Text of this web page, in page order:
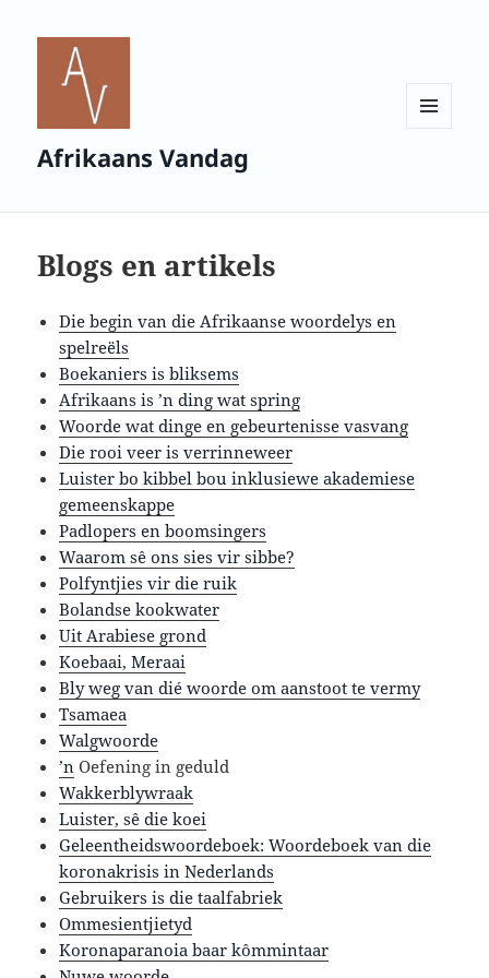
Afrikaans Vandag
Blogs en artikels
Die begin van die Afrikaanse woordelys en
spelreëls
Boekaniers is bliksems
Afrikaans is ’n ding wat spring
Woorde wat dinge en gebeurtenisse vasvang
Die rooi veer is verrinneweer
Luister bo kibbel bou inklusiewe akademiese
gemeenskappe
Padlopers en boomsingers
Waarom sê ons sies vir sibbe?
Polfyntjies vir die ruik
Bolandse kookwater
Uit Arabiese grond
Koebaai, Meraai
Bly weg van dié woorde om aanstoot te vermy
Tsamaea
Walgwoorde
’n Oefening in geduld
Wakkerblywraak
Luister, sê die koei
Geleentheidswoordeboek: Woordeboek van die
koronakrisis in Nederlands
Gebruikers is die taalfabriek
Ommesientjietyd
Koronaparanoia baar kômmintaar